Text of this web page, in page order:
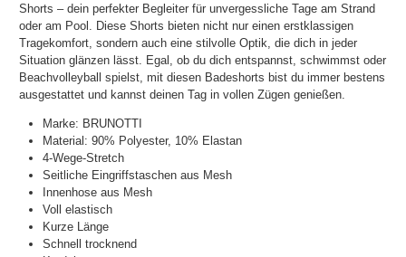
Shorts – dein perfekter Begleiter für unvergessliche Tage am Strand
oder am Pool. Diese Shorts bieten nicht nur einen erstklassigen
Tragekomfort, sondern auch eine stilvolle Optik, die dich in jeder
Situation glänzen lässt. Egal, ob du dich entspannst, schwimmst oder
Beachvolleyball spielst, mit diesen Badeshorts bist du immer bestens
ausgestattet und kannst deinen Tag in vollen Zügen genießen.
Marke: BRUNOTTI
Material: 90% Polyester, 10% Elastan
4-Wege-Stretch
Seitliche Eingriffstaschen aus Mesh
Innenhose aus Mesh
Voll elastisch
Kurze Länge
Schnell trocknend